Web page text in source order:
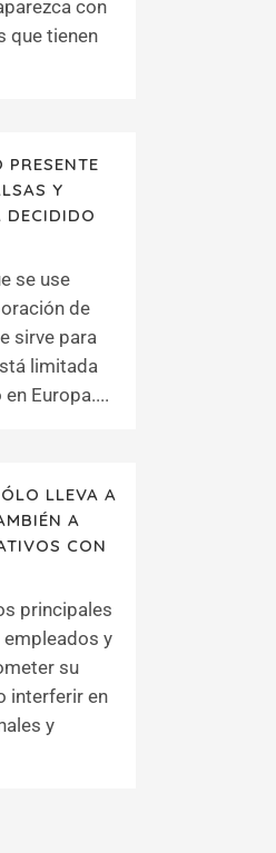
con
que tienen
Y
DECIDIDO
se use
de
sirve para
limitada
Europa....
LLEVA A
A
CON
principales
y
su
interferir en
y